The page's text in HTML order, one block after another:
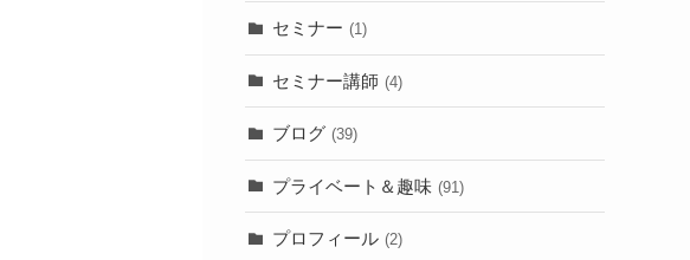
セミナー (1)
セミナー講師 (4)
ブログ (39)
プライベート＆趣味 (91)
プロフィール (2)